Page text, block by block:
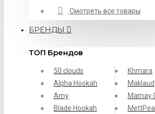
Смотреть все товары
БРЕНДЫ
ТОП Брендов
50 clouds
Alpha Hookah
Amy
Blade Hookah
Khmara
Maklaud
Mamay